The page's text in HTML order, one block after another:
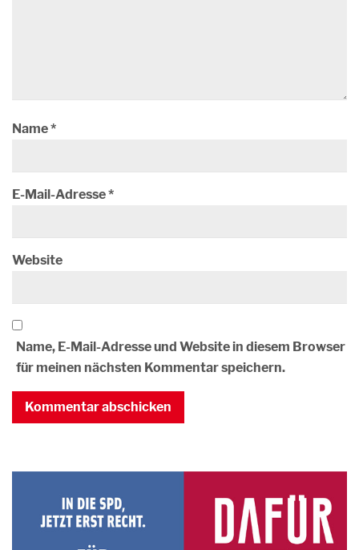
Name*
E-Mail-Adresse*
Website
Name, E-Mail-Adresse und Website in diesem Browser
für meinen nächsten Kommentar speichern.